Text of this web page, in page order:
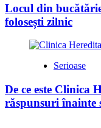
Locul din
folosești zilnic
Serioase
De ce este Clinica
răspunsuri înainte